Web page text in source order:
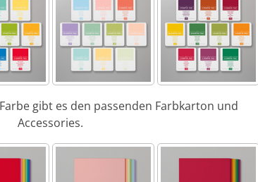
gibt es den passenden Farbkarton und
Accessories.